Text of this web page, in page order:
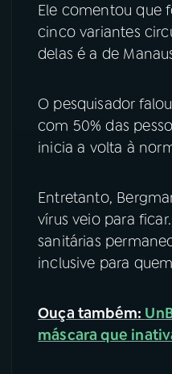
Ele comentou que
cinco variantes
delas é a de
O pesquisador
com 50% das
inicia a volta à
Entretanto,
vírus veio para
sanitárias
inclusive para
Ouça também:
máscara que